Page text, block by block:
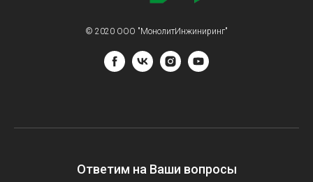
© 2020 ООО "МонолитИнжиниринг"
Ответим на Ваши вопросы